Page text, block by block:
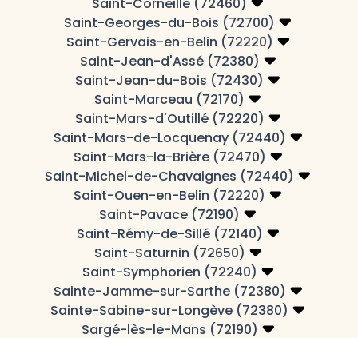
Saint-Corneille (72460)
Saint-Georges-du-Bois (72700)
Saint-Gervais-en-Belin (72220)
Saint-Jean-d'Assé (72380)
Saint-Jean-du-Bois (72430)
Saint-Marceau (72170)
Saint-Mars-d'Outillé (72220)
Saint-Mars-de-Locquenay (72440)
Saint-Mars-la-Brière (72470)
Saint-Michel-de-Chavaignes (72440)
Saint-Ouen-en-Belin (72220)
Saint-Pavace (72190)
Saint-Rémy-de-Sillé (72140)
Saint-Saturnin (72650)
Saint-Symphorien (72240)
Sainte-Jamme-sur-Sarthe (72380)
Sainte-Sabine-sur-Longève (72380)
Sargé-lès-le-Mans (72190)